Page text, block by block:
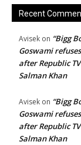
Recent
Avisek on “Bigg
Goswami
after Republic
Salman Khan
Avisek on “Bigg
Goswami
after Republic
Salman Khan